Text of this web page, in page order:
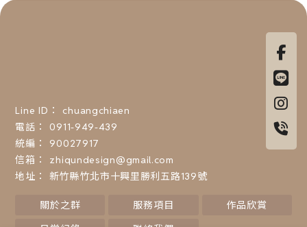
chuangchiaen
0911-949-439
90027917
zhiqundesign@gmail.com
新竹縣竹北市十興里勝利五路139號
關於之群 服務項目
作品欣賞